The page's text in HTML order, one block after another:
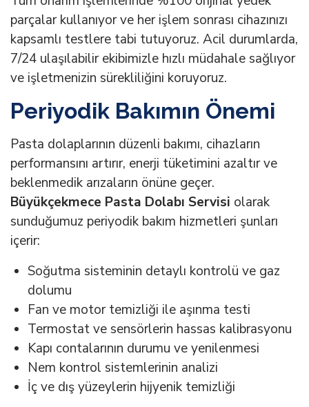
parçalar kullanıyor ve her işlem sonrası cihazınızı
kapsamlı testlere tabi tutuyoruz. Acil durumlarda,
7/24 ulaşılabilir ekibimizle hızlı müdahale sağlıyor
ve işletmenizin sürekliliğini koruyoruz.
Periyodik Bakımın Önemi
Pasta dolaplarının düzenli bakımı, cihazların
performansını artırır, enerji tüketimini azaltır ve
beklenmedik arızaların önüne geçer.
Büyükçekmece Pasta Dolabı Servisi olarak
sunduğumuz periyodik bakım hizmetleri şunları
içerir:
Soğutma sisteminin detaylı kontrolü ve gaz
dolumu
Fan ve motor temizliği ile aşınma testi
Termostat ve sensörlerin hassas kalibrasyonu
Kapı contalarının durumu ve yenilenmesi
Nem kontrol sistemlerinin analizi
İç ve dış yüzeylerin hijyenik temizliği